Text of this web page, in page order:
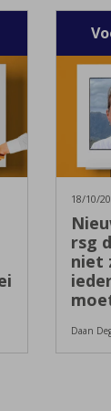
18/10/
rsg
niet
Daan